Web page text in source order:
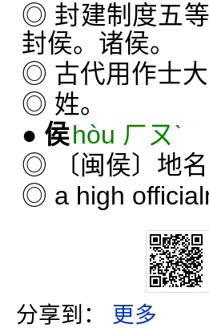
◎ 封建制度五
封侯。诸侯。
◎ 古代用作士
◎ 姓。
● 侯hòu ㄏㄡˋ
◎ 〔闽侯〕地
◎ a high official
分享到： 更多